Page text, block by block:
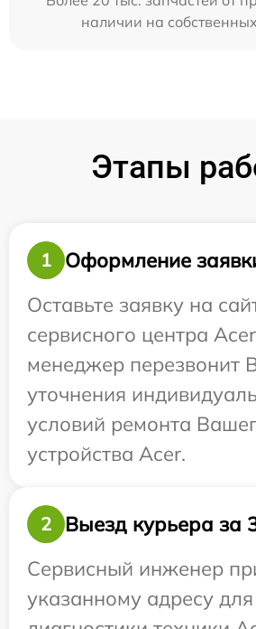
наличии на
Этапы
1
Оформление
Оставьте заявку на
сервисного центра
менеджер перезвонит
уточнения
условий ремонта
устройства Acer.
2
Выезд курьера за
Сервисный инженер
указанному адресу для